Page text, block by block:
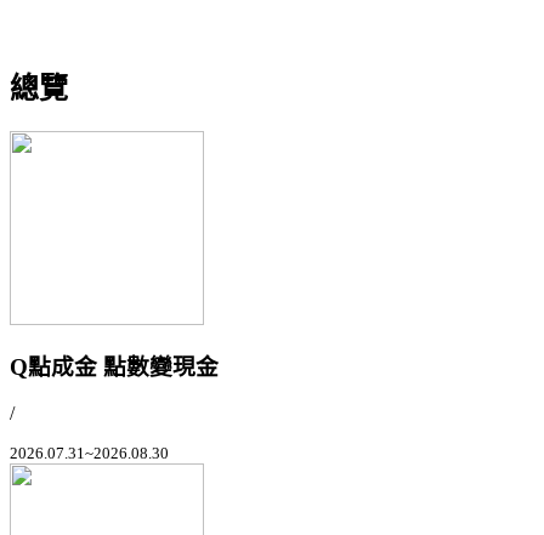
總覽
Q點成金 點數變現金
/
2026.07.31~2026.08.30